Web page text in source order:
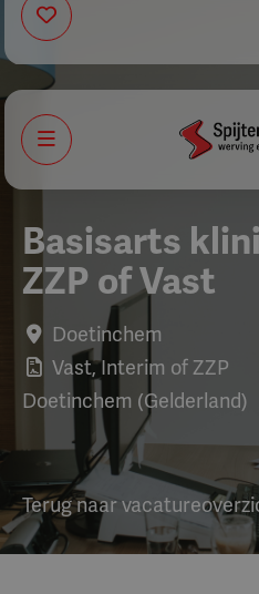
Menu
Basisarts
ZZP of Vast
Doetinchem
Vast, Interim of ZZP
Doetinchem (Gelderland)
Terug naar